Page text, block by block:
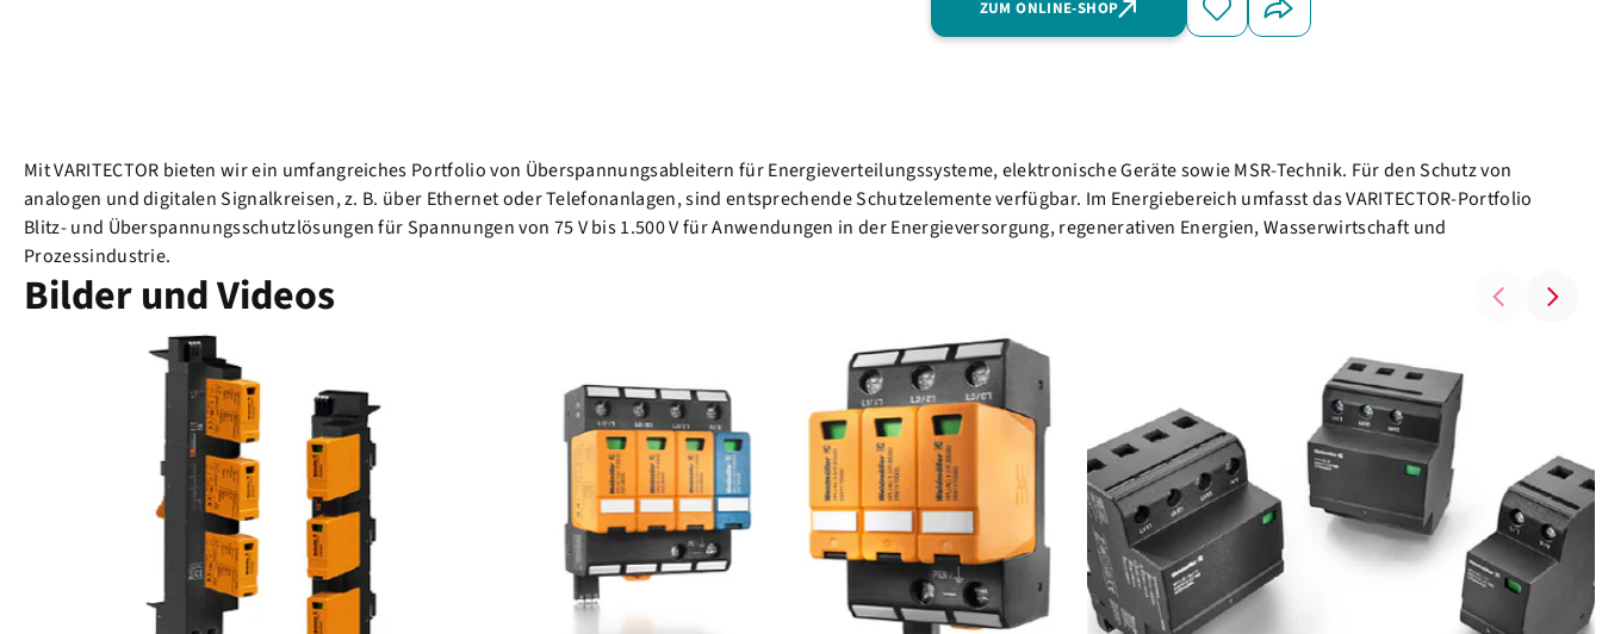
ZUM ONLINE-SHOP
Mit VARITECTOR bieten wir ein umfangreiches Portfolio von Überspannungsableitern für Energieverteilungssysteme, elektronische Geräte sowie MSR-Technik. Für den Schutz von
analogen und digitalen Signalkreisen, z. B. über Ethernet oder Telefonanlagen, sind entsprechende Schutzelemente verfügbar. Im Energiebereich umfasst das VARITECTOR-Portfolio
Blitz- und Überspannungsschutzlösungen für Spannungen von 75 V bis 1.500 V für Anwendungen in der Energieversorgung, regenerativen Energien, Wasserwirtschaft und
Prozessindustrie.
Bilder und Videos